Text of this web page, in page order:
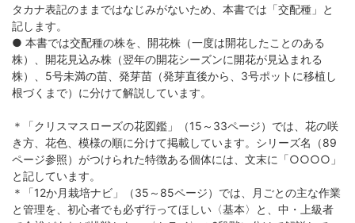
タカナ表記のままではなじみがないため、本書では「交配種」と
記します。
● 本書では交配種の株を、開花株（一度は開花したことのある
株）、開花見込み株（翌年の開花シーズンに開花が見込まれる
株）、5号未満の苗、発芽苗（発芽直後から、3号ポットに移植し
根づくまで）に分けて解説しています。
＊「クリスマスローズの花図鑑」（15～33ページ）では、花の咲
き方、花色、模様の順に分けて掲載しています。シリーズ名（89
ページ参照）がつけられた特徴ある個体には、文末に「○○○○」
と記しています。
＊「12か月栽培ナビ」（35～85ページ）では、月ごとの主な作業
と管理を、初心者でも必ず行ってほしい〈基本〉と、中・上級者